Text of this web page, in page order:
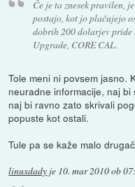
Če je ta znesek pravilen,
postajo, kot jo plačujejo
dobrih 200 dolarjev pride
Upgrade, CORE CAL.
Tole meni ni povsem jasno.
neuradne informacije, naj
naj bi ravno zato skrivali
popuste kot ostali.
Tule pa se kaže malo
linuxdady je 10. mar 2010 ob